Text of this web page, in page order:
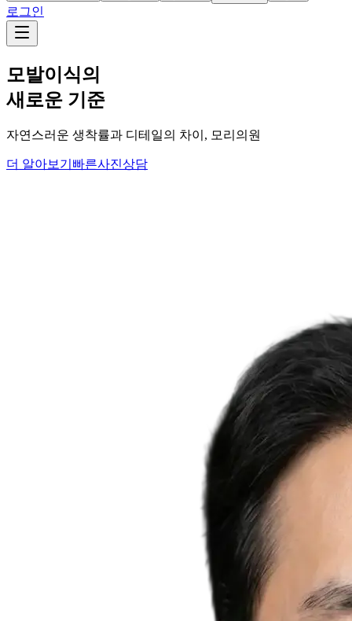
로그인
No 스테로이드
스테로이드를 사용하지 않는 면역영양치료
더 알아보기 빠른사진상담